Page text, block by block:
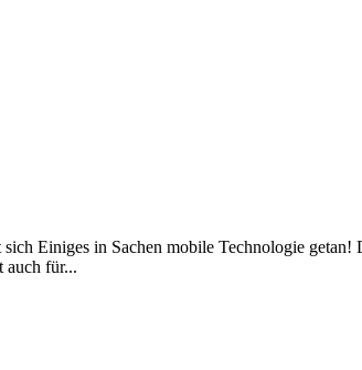
Einiges in Sachen mobile Technologie
auch für...